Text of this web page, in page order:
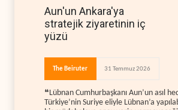
Aun'un Ankara'ya
stratejik ziyaretinin iç
yüzü
The Beiruter 31 Temmuz 2026
❝Lübnan Cumhurbaşkanı Aun’un asıl
Türkiye’nin Suriye eliyle Lübnan’a